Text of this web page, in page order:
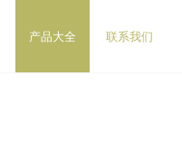
产品大全 联系我们